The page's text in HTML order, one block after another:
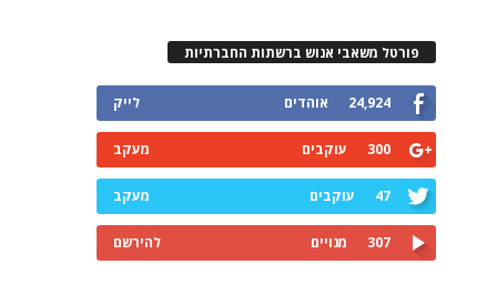
פורטל משאבי אנוש ברשתות החברתיות
24,924 אוהדים לייק
300 עוקבים מעקב
47 עוקבים מעקב
307 מנויים להירשם